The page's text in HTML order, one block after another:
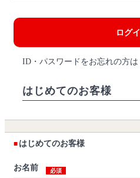
ログ
ID・パスワードをお忘れの方は
はじめてのお客様
はじめてのお客様
お名前